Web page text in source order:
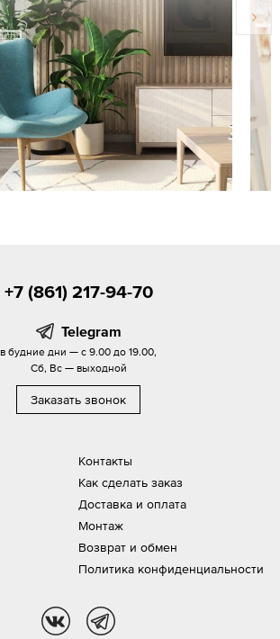
Контакты
Как сделать заказ
Доставка и оплата
Монтаж
Возврат и обмен
Политика конфиденциальности
+7 (861) 217-94-70
Telegram
в будние дни — с 9.00 до 19.00,
Сб, Вс — выходной
Заказать звонок